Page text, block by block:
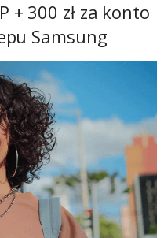
+ 300 zł za konto
Samsung